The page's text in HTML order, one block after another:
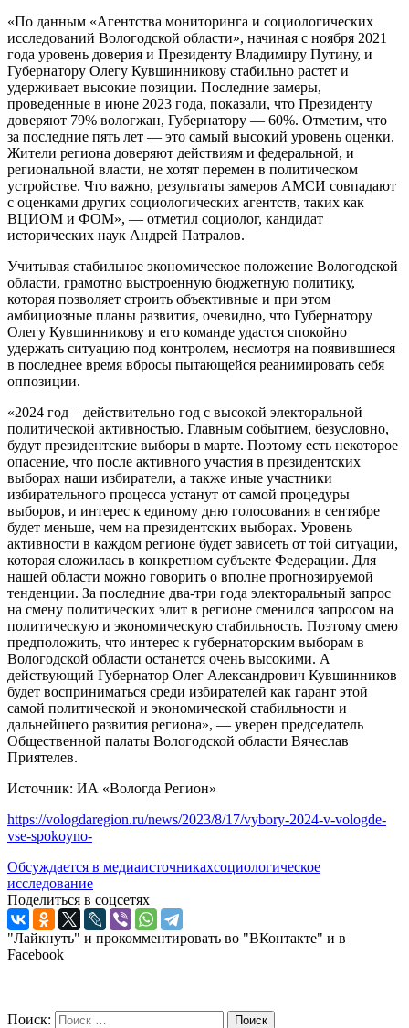
«По данным «Агентства мониторинга и социологических
исследований Вологодской области», начиная с ноября 2021
года уровень доверия и Президенту Владимиру Путину, и
Губернатору Олегу Кувшинникову стабильно растет и
удерживает высокие позиции. Последние замеры,
проведенные в июне 2023 года, показали, что Президенту
доверяют 79% вологжан, Губернатору — 60%. Отметим, что
за последние пять лет — это самый высокий уровень оценки.
Жители региона доверяют действиям и федеральной, и
региональной власти, не хотят перемен в политическом
устройстве. Что важно, результаты замеров АМСИ совпадают
с оценками других социологических агентств, таких как
ВЦИОМ и ФОМ», — отметил социолог, кандидат
исторических наук Андрей Патралов.
Учитывая стабильное экономическое положение Вологодской
области, грамотно выстроенную бюджетную политику,
которая позволяет строить объективные и при этом
амбициозные планы развития, очевидно, что Губернатору
Олегу Кувшинникову и его команде удастся спокойно
удержать ситуацию под контролем, несмотря на появившиеся
в последнее время вбросы пытающейся реанимировать себя
оппозиции.
«2024 год – действительно год с высокой электоральной
политической активностью. Главным событием, безусловно,
будут президентские выборы в марте. Поэтому есть некоторое
опасение, что после активного участия в президентских
выборах наши избиратели, а также иные участники
избирательного процесса устанут от самой процедуры
выборов, и интерес к единому дню голосования в сентябре
будет меньше, чем на президентских выборах. Уровень
активности в каждом регионе будет зависеть от той ситуации,
которая сложилась в конкретном субъекте Федерации. Для
нашей области можно говорить о вполне прогнозируемой
тенденции. За последние два-три года электоральный запрос
на смену политических элит в регионе сменился запросом на
политическую и экономическую стабильность. Поэтому смею
предположить, что интерес к губернаторским выборам в
Вологодской области останется очень высокими. А
действующий Губернатор Олег Александрович Кувшинников
будет восприниматься среди избирателей как гарант этой
самой политической и экономической стабильности и
дальнейшего развития региона», — уверен председатель
Общественной палаты Вологодской области Вячеслав
Приятелев.
Источник: ИА «Вологда Регион»
https://vologdaregion.ru/news/2023/8/17/vybory-2024-v-vologde-
vse-spokoyno-
Обсуждается в медиаисточникахсоциологическое
исследование
Поделиться в соцсетях
"Лайкнуть" и прокомментировать во "ВКонтакте" и в
Facebook
Поиск: Поиск